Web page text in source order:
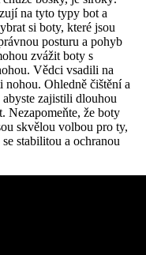
‍na tyto typy bot a‍
si boty, které jsou
posturu a ‍pohyb
zvážit boty s
⁣Vědci vsadili na
Ohledně⁣ čištění a
zajistili dlouhou
Nezapomeňte, že boty
skvělou volbou pro ty,
stabilitou ‍a ochranou